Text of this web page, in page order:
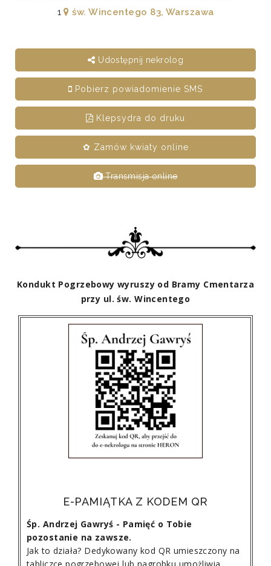
1
św. Wincentego 83, Warszawa
Udostępnij nekrolog
Pobierz powiadomienie SMS
Klepsydra do druku
✿ Zamów kwiaty online
Transmisja online
Kondukt Pogrzebowy wyruszy od Bramy Cmentarza
przy ul. św. Wincentego
E-PAMIĄTKA Z KODEM QR
Śp. Andrzej Gawryś - Pamięć o Tobie
pozostanie na zawsze.
Jak to działa? Dedykowany kod QR umieszczony na